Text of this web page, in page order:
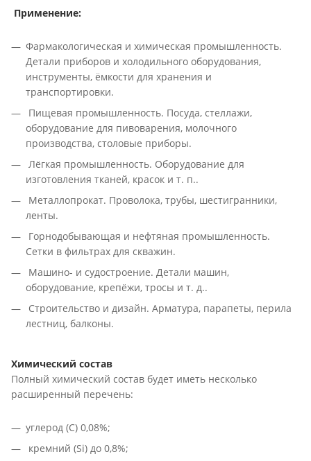
Применение:
Фармакологическая и химическая промышленность.
Детали приборов и холодильного оборудования,
инструменты, ёмкости для хранения и
транспортировки.
Пищевая промышленность. Посуда, стеллажи,
оборудование для пивоварения, молочного
производства, столовые приборы.
Лёгкая промышленность. Оборудование для
изготовления тканей, красок и т. п..
Металлопрокат. Проволока, трубы, шестигранники,
ленты.
Горнодобывающая и нефтяная промышленность.
Сетки в фильтрах для скважин.
Машино- и судостроение. Детали машин,
оборудование, крепёжи, тросы и т. д..
Строительство и дизайн. Арматура, парапеты, перила
лестниц, балконы.
Химический состав
Полный химический состав будет иметь несколько
расширенный перечень:
углерод (С) 0,08%;
кремний (Si) до 0,8%;